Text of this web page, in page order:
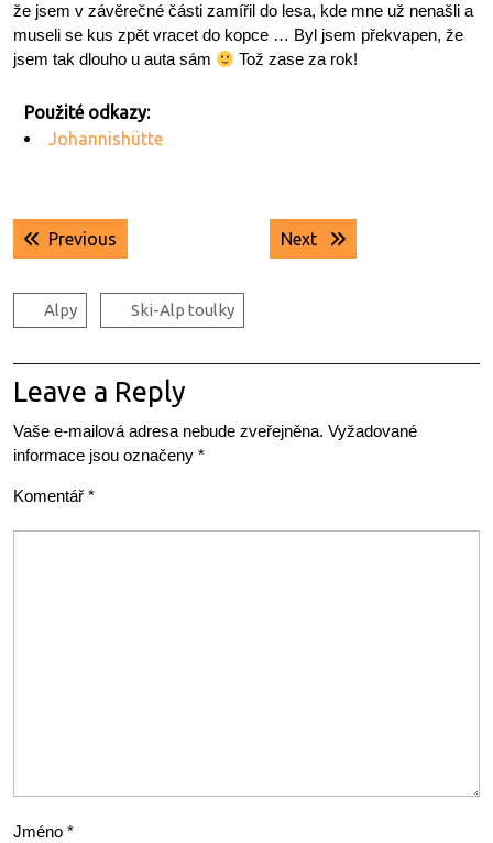
že jsem v závěrečné části zamířil do lesa, kde mne už nenašli a
museli se kus zpět vracet do kopce … Byl jsem překvapen, že
jsem tak dlouho u auta sám
Tož zase za rok!
Johannishütte
Navigace
proPrevious Next Next post:
Alpy Ski-Alp toulky
Leave a Reply
Vaše e-mailová adresa nebude zveřejněna. Vyžadované
informace jsou označeny *
Komentář *
Jméno *